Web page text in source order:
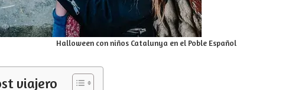
Halloween con niños Catalunya en el Poble Español
viajero